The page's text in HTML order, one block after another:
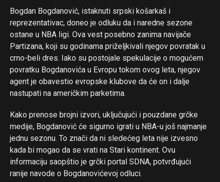
Bogdan Bogdanović, istaknuti srpski košarkaš i
reprezentativac, doneo je odluku da i naredne sezone
ostane u NBA ligi. Ova vest posebno zanima navijače
Partizana, koji su godinama priželjkivali njegov povratak u
crno-beli dres. Iako su postojale spekulacije o mogućem
povratku Bogdanovića u Evropu tokom ovog leta, njegov
agent je obavestio evropske klubove da će on i dalje
nastupati na američkim parketima.
Kako prenose brojni izvori, uključujući i pouzdane grčke
medije, Bogdanović će sigurno igrati u NBA-u još najmanje
jednu sezonu. To znači da ni sledećeg leta nije izvesno
kada bi mogao da se vrati na Stari kontinent. Ovu
informaciju saopštio je grčki portal SDNA, potvrđujući
ranije navode o Bogdanovićevoj odluci.